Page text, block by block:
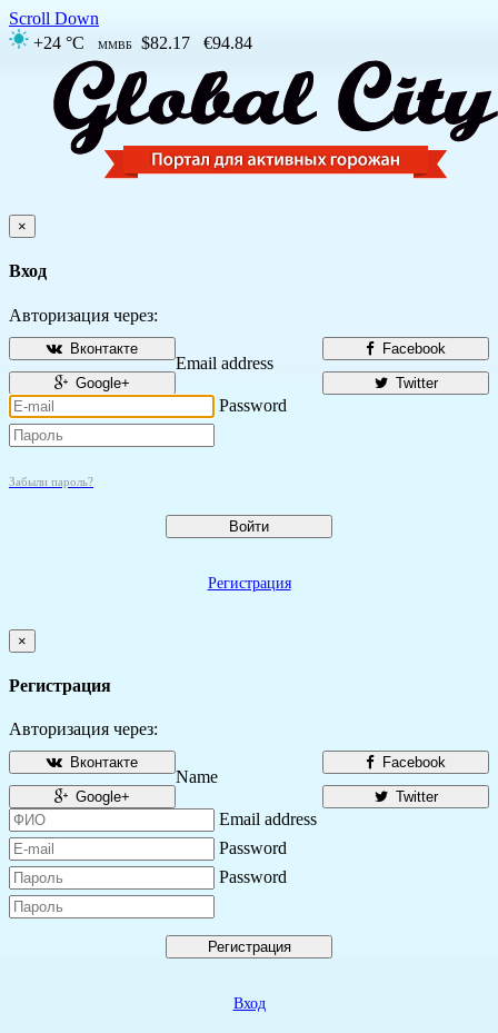
Scroll Down
+24 °C
ММВБ $82.17 €94.84
×
Вход
Авторизация через:
Facebook
Вконтакте
Twitter
Google+
Email address
Password
Забыли пароль?
Войти
Регистрация
×
Регистрация
Авторизация через:
Facebook
Вконтакте
Twitter
Google+
Name
Email address
Password
Password
Регистрация
Вход